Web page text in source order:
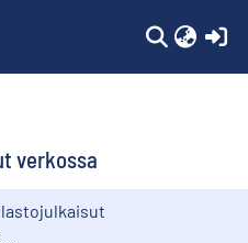
verkossa